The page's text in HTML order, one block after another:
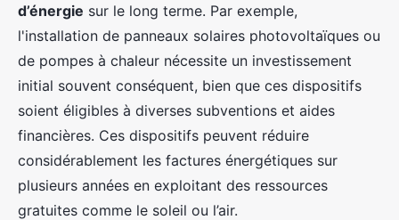
d’énergie sur le long terme. Par exemple,
l'installation de panneaux solaires photovoltaïques ou
de pompes à chaleur nécessite un investissement
initial souvent conséquent, bien que ces dispositifs
soient éligibles à diverses subventions et aides
financières. Ces dispositifs peuvent réduire
considérablement les factures énergétiques sur
plusieurs années en exploitant des ressources
gratuites comme le soleil ou l’air.